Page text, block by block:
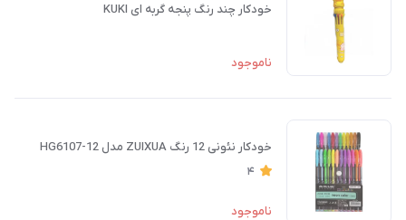
خودکار چند رنگ پنجه گربه ای KUKI
ناموجود
خودکار نئونی 12 رنگ ZUIXUA مدل HG6107-12
4
ناموجود